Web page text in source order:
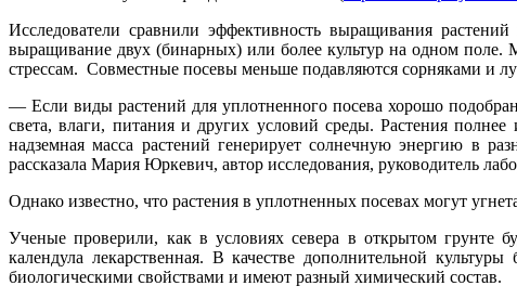
Исследователи сравнили эффективность выращивания
выращивание двух (бинарных) или более культур на одном поле.
стрессам. Совместные посевы меньше подавляются сорняками и
— Если виды растений для уплотненного посева хорошо
света, влаги, питания и других условий среды. Растения
надземная масса растений генерирует солнечную энергию в
рассказала Мария Юркевич, автор исследования, руководитель
Однако известно, что растения в уплотненных посевах могут
Ученые проверили, как в условиях севера в открытом грунте
календула лекарственная. В качестве дополнительной
биологическими свойствами и имеют разный химический состав.